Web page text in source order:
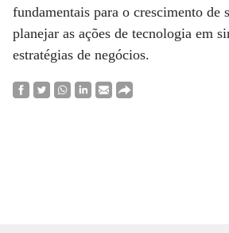
fundamentais para o crescimento de
planejar as ações de tecnologia em
estratégias de negócios.